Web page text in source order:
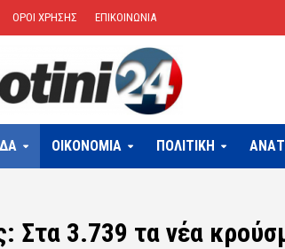
ΟΡΟΙ ΧΡΗΣΗΣ ΕΠΙΚΟΙΝΩΝΙΑ
OIKONOMIA ΠΟΛΙΤΙΚΗ
Στα 3.739 τα νέα